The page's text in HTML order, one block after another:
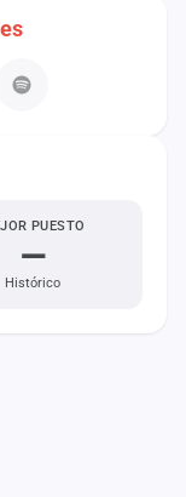
PUESTO
—
Histórico